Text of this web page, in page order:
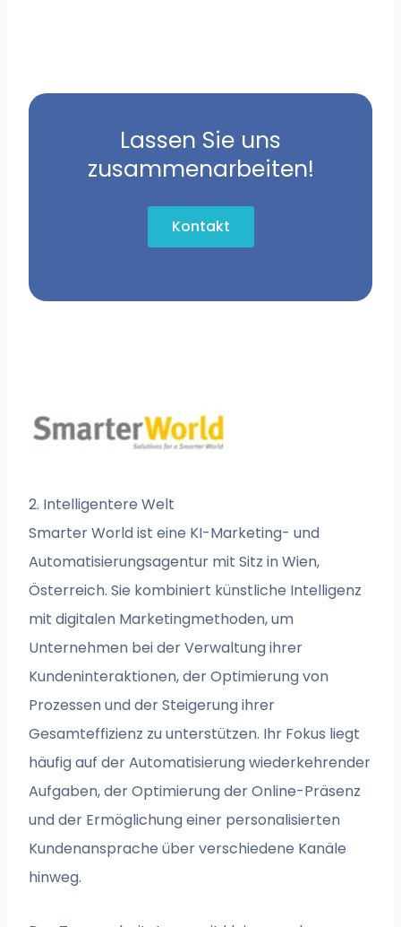
Lassen Sie uns
zusammenarbeiten!
Kontakt
2. Intelligentere Welt
Smarter World ist eine KI-Marketing- und
Automatisierungsagentur mit Sitz in Wien,
Österreich. Sie kombiniert künstliche Intelligenz
mit digitalen Marketingmethoden, um
Unternehmen bei der Verwaltung ihrer
Kundeninteraktionen, der Optimierung von
Prozessen und der Steigerung ihrer
Gesamteffizienz zu unterstützen. Ihr Fokus liegt
häufig auf der Automatisierung wiederkehrender
Aufgaben, der Optimierung der Online-Präsenz
und der Ermöglichung einer personalisierten
Kundenansprache über verschiedene Kanäle
hinweg.